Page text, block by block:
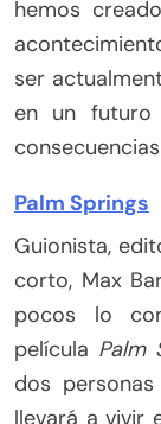
hemos
ser
en un futuro
Palm Springs
Guionista,
corto, Max
pocos lo
película Palm
dos
llevará a vivir